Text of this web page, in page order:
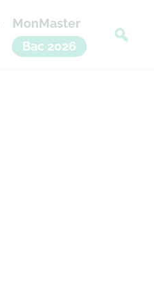
MonMaster
Bac 2026